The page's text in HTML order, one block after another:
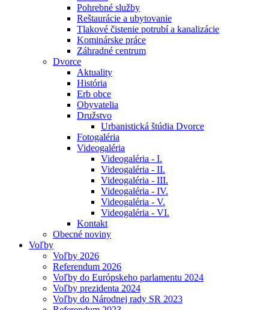
Pohrebné služby
Reštaurácie a ubytovanie
Tlakové čistenie potrubí a kanalizácie
Kominárske práce
Záhradné centrum
Dvorce
Aktuality
História
Erb obce
Obyvatelia
Družstvo
Urbanistická štúdia Dvorce
Fotogaléria
Videogaléria
Videogaléria - I.
Videogaléria - II.
Videogaléria - III.
Videogaléria - IV.
Videogaléria - V.
Videogaléria - VI.
Kontakt
Obecné noviny
Voľby
Voľby 2026
Referendum 2026
Voľby do Európskeho parlamentu 2024
Voľby prezidenta 2024
Voľby do Národnej rady SR 2023